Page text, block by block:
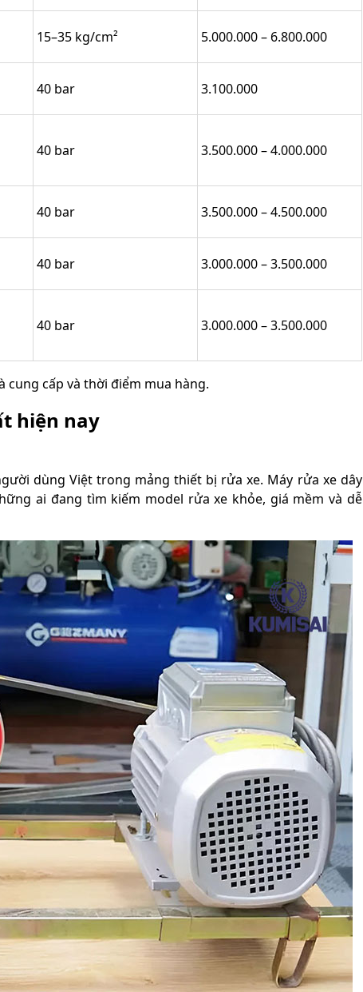
15–35 kg/cm² 5.000.000 – 6.800.000
40 bar 3.100.000
40 bar 3.500.000 – 4.000.000
40 bar 3.500.000 – 4.500.000
40 bar 3.000.000 – 3.500.000
40 bar 3.000.000 – 3.500.000
cung cấp và thời điểm mua hàng.
hiện nay
dùng Việt trong mảng thiết bị rửa xe. Máy rửa xe dây
ai đang tìm kiếm model rửa xe khỏe, giá mềm và dễ